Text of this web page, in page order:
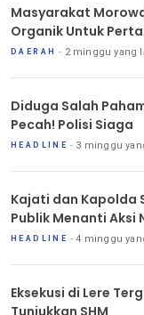
Masyarakat
Organik Untuk
DAERAH 2 minggu yang
Diduga Salah
Pecah! Polisi Siaga
HEADLINE 3 minggu
Kajati dan Kapolda
Publik Menanti Aksi
HEADLINE 4 minggu
Eksekusi di Lere
Tunjukkan SHM